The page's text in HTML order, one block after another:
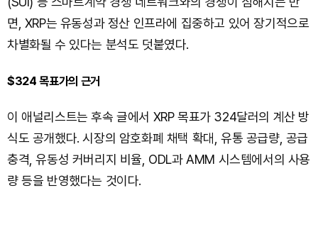
면, XRP는 유동성과 정산 인프라에 집중하고 있어 장기적으로
차별화될 수 있다는 분석도 덧붙였다.
$324 목표가의 근거
이 애널리스트는 후속 글에서 XRP 목표가 324달러의 계산 방
식도 공개했다. 시장의 암호화폐 채택 확대, 유통 공급량, 공급
충격, 유동성 커버리지 비율, ODL과 AMM 시스템에서의 사용
량 등을 반영했다는 것이다.